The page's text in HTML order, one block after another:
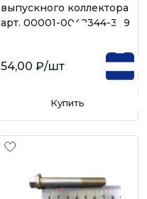
выпускного коллектора
арт. 00001-0042344-339
54,00 ₽/шт
Купить